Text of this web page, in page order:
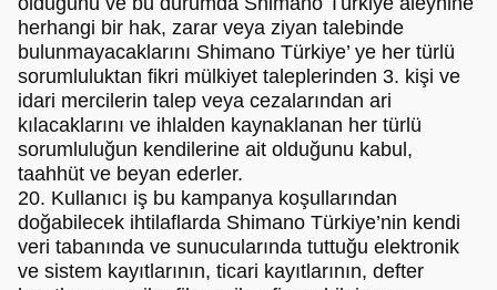
herhangi bir hak, zarar veya ziyan talebinde
bulunmayacaklarını Shimano Türkiye’ ye her türlü
sorumluluktan fikri mülkiyet taleplerinden 3. kişi ve
idari mercilerin talep veya cezalarından ari
kılacaklarını ve ihlalden kaynaklanan her türlü
sorumluluğun kendilerine ait olduğunu kabul,
taahhüt ve beyan ederler.
20. Kullanıcı iş bu kampanya koşullarından
doğabilecek ihtilaflarda Shimano Türkiye’nin kendi
veri tabanında ve sunucularında tuttuğu elektronik
ve sistem kayıtlarının, ticari kayıtlarının, defter